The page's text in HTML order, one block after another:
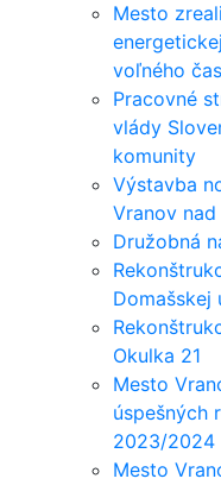
Mesto
voľného
Pracovné
vlády
komunity
Výstavba
Vranov
Družobná
Okulka 21
Mesto
úspešných
2023/2024
Mesto